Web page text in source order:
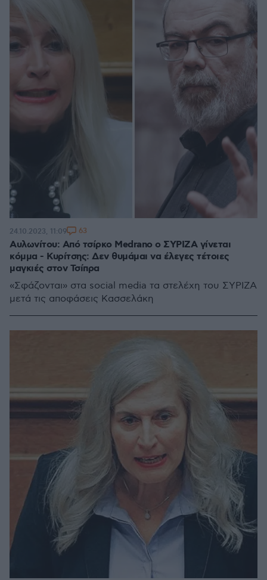
Αυλωνίτου: Από τσίρκο Medrano o ΣΥΡΙΖΑ γίνεται
κόμμα - Κυρίτσης: Δεν θυμάμαι να έλεγες τέτοιες
μαγκιές στον Τσίπρα
«Σφάζονται» στα social media τα στελέχη του ΣΥΡΙΖΑ
μετά τις αποφάσεις Κασσελάκη
24.10.2023, 11:09 63